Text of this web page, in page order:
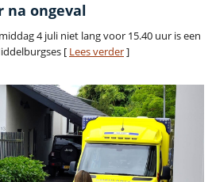
ongeval
4 juli niet lang voor 15.40 uur is een
[ Lees verder]